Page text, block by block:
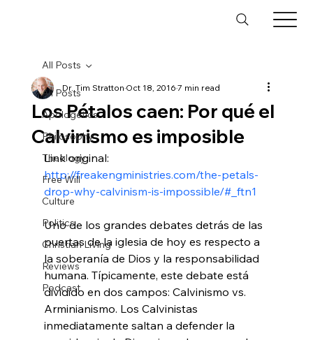
All Posts
Apologetics
Philosophy
Theology
Free Will
Culture
Politics
Christian Living
Reviews
Podcast
All Posts
Los Pétalos caen: Por qué el
Calvinismo es imposible
Dr. Tim StrattonOct 18, 20167 min read
Link original:
http://freakengministries.com/the-petals-
drop-why-calvinism-is-impossible/#_ftn1
Uno de los grandes debates detrás de las
puertas de la iglesia de hoy es respecto a
la soberanía de Dios y la responsabilidad
humana. Típicamente, este debate está
dividido en dos campos: Calvinismo vs.
Arminianismo. Los Calvinistas
inmediatamente saltan a defender la